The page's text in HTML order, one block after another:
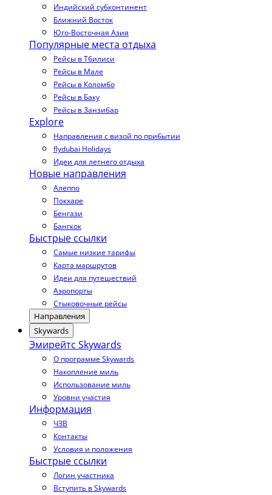
Индийский субконтинент
Ближний Восток
Юго-Восточная Азия
Популярные места отдыха
Рейсы в Тбилиси
Рейсы в Мале
Рейсы в Коломбо
Рейсы в Баку
Рейсы в Занзибар
Explore
Направления с визой по прибытии
flydubai Holidays
Идеи для летнего отдыха
Новые направления
Алеппо
Покхаре
Бенгази
Бангкок
Быстрые ссылки
Самые низкие тарифы
Карта маршрутов
Идеи для путешествий
Аэропорты
Стыковочные рейсы
Направления
Skywards
Эмирейтс Skywards
О программе Skywards
Накопление миль
Использование миль
Уровни участия
Информация
ЧЗВ
Контакты
Условия и положения
Быстрые ссылки
Логин участника
Вступить в Skywards